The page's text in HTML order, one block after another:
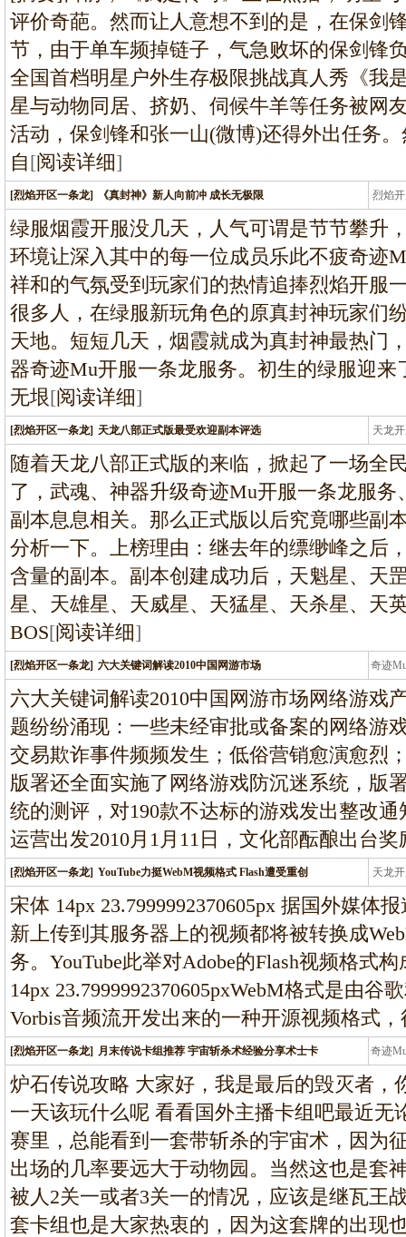
评价奇葩。然而让人意想不到的是，在保剑
节，由于单车频掉链子，气急败坏的保剑锋
全国首档明星户外生存极限挑战真人秀《我
星与动物同居、挤奶、伺候牛羊等任务被网
活动，保剑锋和张一山(微博)还得外出任务
自[阅读详细]
[烈焰开区一条龙] 《真封神》新人向前冲 成长无极限 烈焰
绿服烟霞开服没几天，人气可谓是节节攀升
环境让深入其中的每一位成员乐此不疲奇迹
祥和的气氛受到玩家们的热情追捧烈焰开服
很多人，在绿服新玩角色的原真封神玩家们
天地。短短几天，烟霞就成为真封神最热门
器奇迹Mu开服一条龙服务。初生的绿服迎
无垠[阅读详细]
[烈焰开区一条龙] 天龙八部正式版最受欢迎副本评选 天龙
龙
随着天龙八部正式版的来临，掀起了一场全
了，武魂、神器升级奇迹Mu开服一条龙服
副本息息相关。那么正式版以后究竟哪些副
分析一下。上榜理由：继去年的缥缈峰之后
含量的副本。副本创建成功后，天魁星、天
星、天雄星、天威星、天猛星、天杀星、天
BOS[阅读详细]
[烈焰开区一条龙] 六大关键词解读2010中国网游市场 奇迹
条
六大关键词解读2010中国网游市场网络游戏
题纷纷涌现：一些未经审批或备案的网络游
交易欺诈事件频频发生；低俗营销愈演愈烈
版署还全面实施了网络游戏防沉迷系统，版
统的测评，对190款不达标的游戏发出整改
运营出发2010月1月11日，文化部酝酿出台奖
[烈焰开区一条龙] YouTube力挺WebM视频格式 Flash遭受重创 天龙
龙
宋体 14px 23.7999992370605px 据国外媒体
新上传到其服务器上的视频都将被转换成
务。YouTube此举对Adobe的Flash视频格式
14px 23.7999992370605pxWebM格式是由谷
Vorbis音频流开发出来的一种开源视频格式
[烈焰开区一条龙] 月末传说卡组推荐 宇宙斩杀术经验分享术士卡 奇迹
条
炉石传说攻略 大家好，我是最后的毁灭者，
一天该玩什么呢 看看国外主播卡组吧最近无
赛里，总能看到一套带斩杀的宇宙术，因为
出场的几率要远大于动物园。当然这也是套
被人2关一或者3关一的情况，应该是继瓦王
套卡组也是大家热衷的，因为这套牌的出现